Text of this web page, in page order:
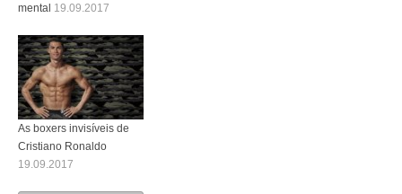
mental 19.09.2017
As boxers invisíveis de
Cristiano Ronaldo
19.09.2017